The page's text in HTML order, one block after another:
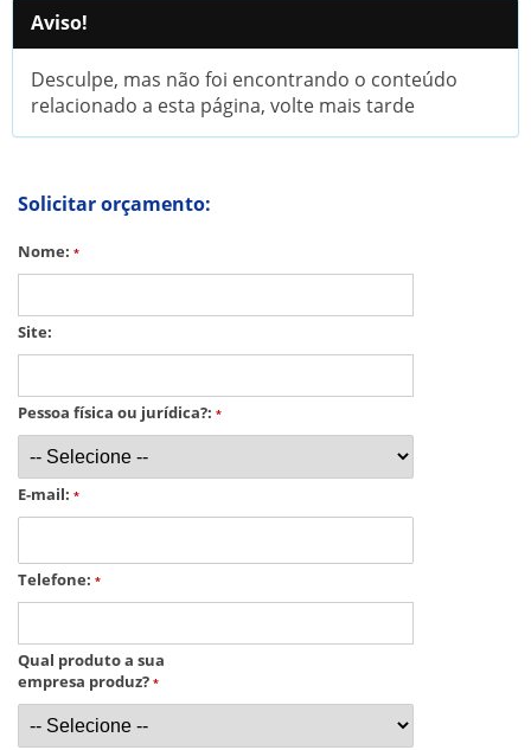
Aviso!
Desculpe, mas não foi encontrando o conteúdo
relacionado a esta página, volte mais tarde
Solicitar orçamento:
Nome: *
Site:
Pessoa física ou jurídica?: *
E-mail: *
Telefone: *
Qual produto a sua
empresa produz? *